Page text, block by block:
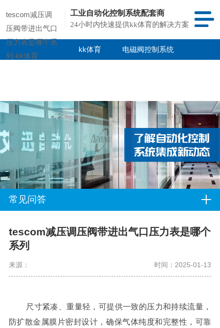
tescom减压调
压阀带进出气口
压力表是哪个系
列-kk体育
工业自动化控制系统配套商
24小时内快速提供kk体育的解决方案
kk体育 电磁阀控制系统
常见问答
tescom减压调压阀带进出气口压力表是哪个
系列
来源： 时间：2025-01-13
尺寸紧凑、重量轻，可提供一致的压力和持续流量，
防扩散金属膜片密封设计，确保气体纯度和完整性，可靠